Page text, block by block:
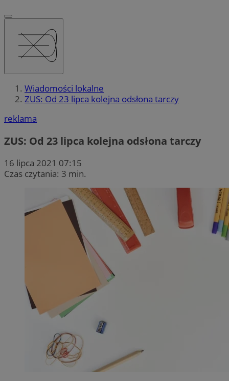
Wiadomości lokalne
ZUS: Od 23 lipca kolejna odsłona tarczy
reklama
ZUS: Od 23 lipca kolejna odsłona tarczy
16 lipca 2021 07:15
Czas czytania: 3 min.